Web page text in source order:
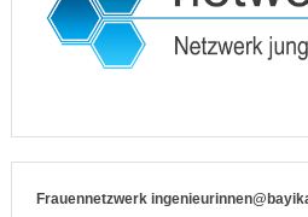
Frauennetzwerk